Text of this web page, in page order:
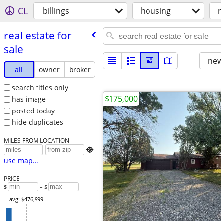
CL billings housing
real estate for
sale
all owner
broker
search titles only
has image
posted today
hide duplicates
MILES FROM LOCATION

use map...
PRICE
$
– $
avg: $476,999
$175,000